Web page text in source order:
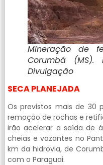
Mineração de
Corumbá (MS).
Divulgação
SECA PLANEJADA
Os previstos mais de 30
remoção de rochas e
irão acelerar a saída de
cheias e vazantes no
km da hidrovia, de
com o Paraguai.